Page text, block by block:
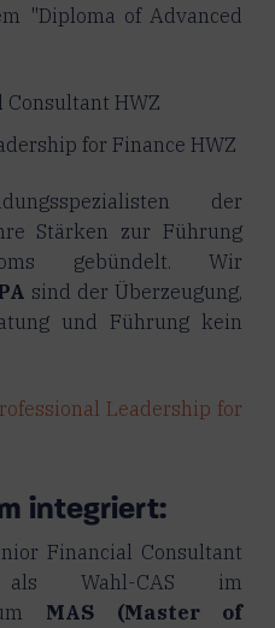
"Diploma of Advanced
Consultant HWZ
for Finance HWZ
der
Stärken zur Führung
gebündelt. Wir
sind der Überzeugung,
und Führung kein
Leadership for
integriert:
Financial Consultant
Wahl-CAS im
MAS (Master of